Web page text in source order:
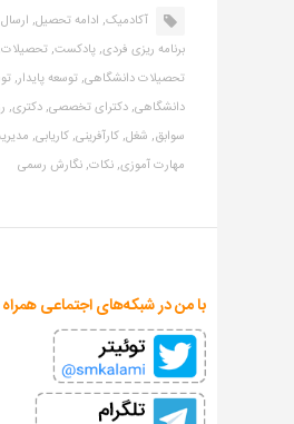
آکادمیک, ادامه تحصیل,
برنامه ریزی فردی,پادکست,
تحصیلات دانشگاهی,توسعه پایدار,
دانشگاهی,دکترای تخصصی,دکتری,
سوابق, شغل,کارآفرینی,کاریابی,
مهارت آموزی,نکات,نگارش رسمی
با من در شبکه‌های اجتماعی